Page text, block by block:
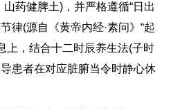
山药健脾土)，并严格遵循“日出
律(源自《黄帝内经·素问》“起
上，结合十二时辰养生法(子时
患者在对应脏腑当令时静心休